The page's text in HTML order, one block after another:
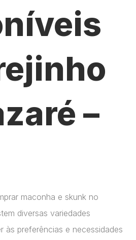
–
maconha e skunk no
diversas variedades
às preferências e necessidades